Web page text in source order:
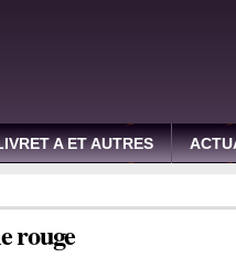
A ET AUTRES
rouge